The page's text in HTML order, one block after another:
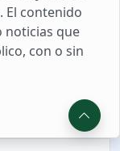
Juliaca
choque en
El contenido
noticias que
con o sin